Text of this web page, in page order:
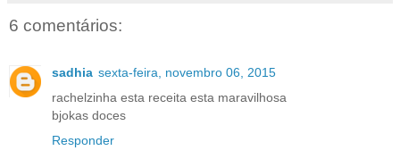
6 comentários:
sadhia sexta-feira, novembro 06, 2015
rachelzinha esta receita esta maravilhosa
bjokas doces
Responder